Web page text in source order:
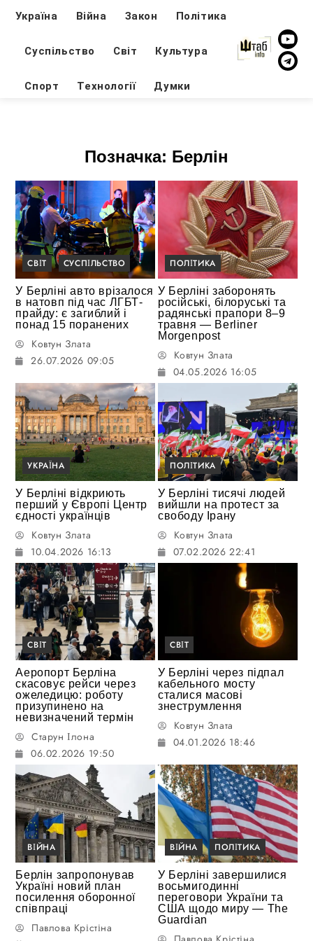
Україна Війна Закон Політика
Суспільство Світ Культура
Спорт Технології Думки
Позначка: Берлін
СВІТ СУСПІЛЬСТВО
У Берліні авто врізалося
в натовп під час ЛГБТ-
прайду: є загиблий і
понад 15 поранених
Ковтун Злата
26.07.2026 09:05
ПОЛІТИКА
У Берліні заборонять
російські, білоруські та
радянські прапори 8–9
травня — Berliner
Morgenpost
Ковтун Злата
04.05.2026 16:05
УКРАЇНА
У Берліні відкриють
перший у Європі Центр
єдності українців
Ковтун Злата
10.04.2026 16:13
ПОЛІТИКА
У Берліні тисячі людей
вийшли на протест за
свободу Ірану
Ковтун Злата
07.02.2026 22:41
СВІТ
Аеропорт Берліна
скасовує рейси через
ожеледицю: роботу
призупинено на
невизначений термін
Старун Ілона
06.02.2026 19:50
СВІТ
У Берліні через підпал
кабельного мосту
сталися масові
знеструмлення
Ковтун Злата
04.01.2026 18:46
ВІЙНА
Берлін запропонував
Україні новий план
посилення оборонної
співпраці
Павлова Крістіна
ВІЙНА ПОЛІТИКА
У Берліні завершилися
восьмигодинні
переговори України та
США щодо миру — The
Guardian